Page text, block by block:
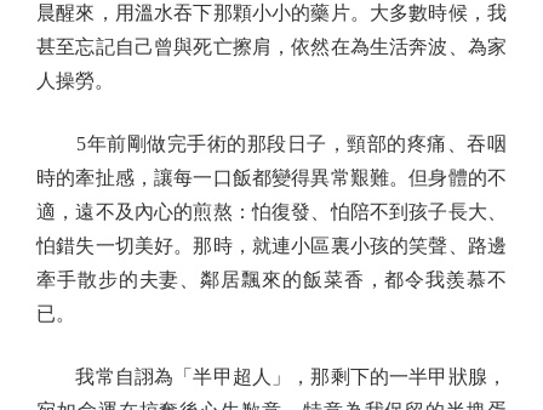
晨醒來，用溫水吞下那顆小小的藥片。大多數時候，我
甚至忘記自己曾與死亡擦肩，依然在為生活奔波、為家
人操勞。
5年前剛做完手術的那段日子，頸部的疼痛、吞咽
時的牽扯感，讓每一口飯都變得異常艱難。但身體的不
適，遠不及內心的煎熬：怕復發、怕陪不到孩子長大、
怕錯失一切美好。那時，就連小區裏小孩的笑聲、路邊
牽手散步的夫妻、鄰居飄來的飯菜香，都令我羨慕不
已。
我常自詡為「半甲超人」，那剩下的一半甲狀腺，